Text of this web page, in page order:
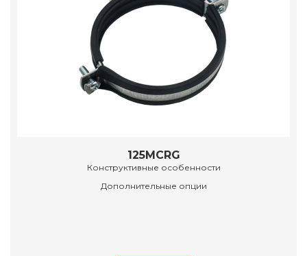
125MCRG
Конструктивные особенности
Дополнительные опции